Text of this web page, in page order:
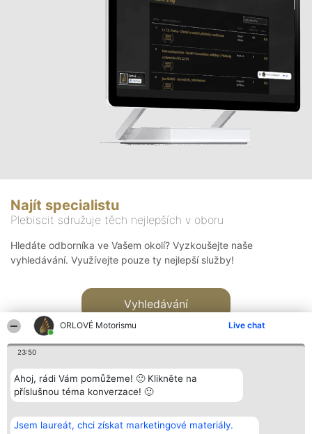
ORLOVÉ Motorismu Live chat
23:50
Ahoj, rádi Vám pomůžeme! 🙂 Klikněte na
příslušnou téma konverzace! 🙂
Jsem laureát, chci získat marketingové materiály.
Najít specialistu
Plebiscit sdružuje těch nejlepších v oboru
Hledáte odborníka ve Vašem okolí? Vyzkoušejte naše
vyhledávání. Využívejte pouze ty nejlepší služby!
Vyhledávání
Bright Side Solutions sp. z o.
o. sp. k.
Vítězové
Seznam všech
Kontakt